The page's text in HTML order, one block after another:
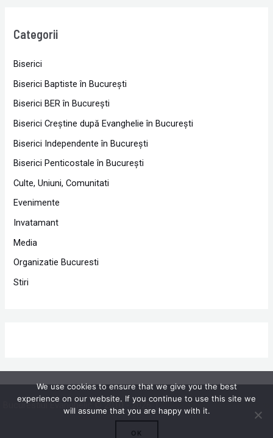
Categorii
Biserici
Biserici Baptiste în Bucureşti
Biserici BER în Bucureşti
Biserici Creştine după Evanghelie în Bucureşti
Biserici Independente în Bucureşti
Biserici Penticostale în Bucureşti
Culte, Uniuni, Comunitati
Evenimente
Invatamant
Media
Organizatie Bucuresti
Stiri
Bucurestiul Evanghelic © 2010 - 2026 |Powered by Proclamedia.ro
We use cookies to ensure that we give you the best
experience on our website. If you continue to use this site we
will assume that you are happy with it.
OK